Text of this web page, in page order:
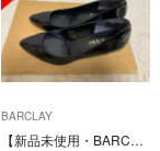
BARCLAY
【新品未使用・BARCLAY】黒パンプス